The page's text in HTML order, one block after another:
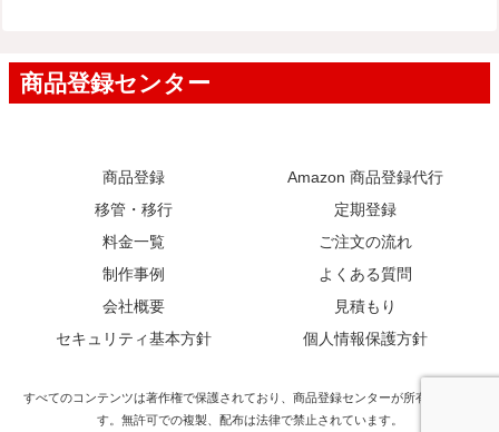
商品登録
Amazon 商品登録代行
移管・移行
定期登録
料金一覧
ご注文の流れ
制作事例
よくある質問
会社概要
見積もり
セキュリティ基本方針
個人情報保護方針
すべてのコンテンツは著作権で保護されており、商品登録センターが所有していま
す。無許可での複製、配布は法律で禁止されています。